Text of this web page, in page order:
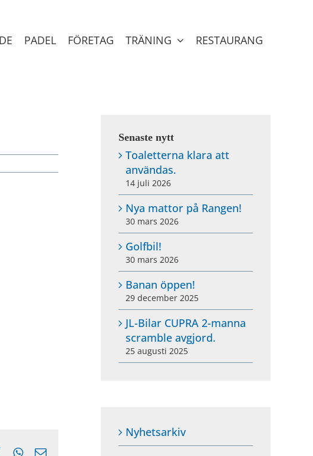
PADEL FÖRETAG TRÄNING RESTAURANG
WhatsApp
Email
Senaste nytt
Toaletterna klara att
användas.
14 juli 2026
Nya mattor på Rangen!
30 mars 2026
Golfbil!
30 mars 2026
Banan öppen!
29 december 2025
JL-Bilar CUPRA 2-manna
scramble avgjord.
25 augusti 2025
Nyhetsarkiv